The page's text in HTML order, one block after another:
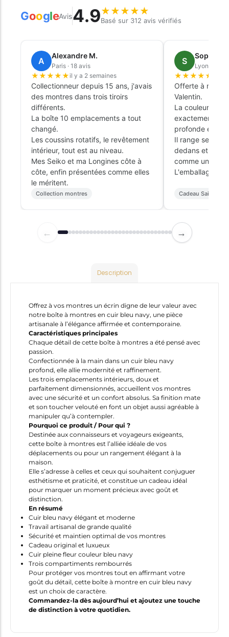
GoogleAvis4.9★★★★★
Basé sur 312 avis vérifiés
A
Alexandre M.
Paris · 18 avis
★★★★★ il y a 2 semaines
Collectionneur depuis 15 ans, j'avais
des montres dans trois tiroirs
différents.
La boîte 10 emplacements a tout
changé.
Les coussins rotatifs, le revêtement
intérieur, tout est au niveau.
Mes Seiko et ma Longines côte à
côte, enfin présentées comme elles
le méritent.
Collection montres
S
Sophie L.
Lyon · 9
★★★★★
Offerte à mon
Valentin.
La couleur
exactement
profonde et
Il range ses
dedans et ça
comme un
L'emballage
Cadeau Saint-
← →
Description
Offrez à vos montres un écrin digne de leur valeur avec
notre boîte à montres en cuir bleu navy, une pièce
artisanale à l’élégance affirmée et contemporaine.
Caractéristiques principales
Chaque détail de cette boîte à montres a été pensé avec
passion.
Confectionnée à la main dans un cuir bleu navy
profond, elle allie modernité et raffinement.
Les trois emplacements intérieurs, doux et
parfaitement dimensionnés, accueillent vos montres
avec une sécurité et un confort absolus. Sa finition mate
et son toucher velouté en font un objet aussi agréable à
manipuler qu’à contempler.
Pourquoi ce produit / Pour qui ?
Destinée aux connaisseurs et voyageurs exigeants,
cette boîte à montres est l’alliée idéale de vos
déplacements ou pour un rangement élégant à la
maison.
Elle s’adresse à celles et ceux qui souhaitent conjuguer
esthétisme et praticité, et constitue un cadeau idéal
pour marquer un moment précieux avec goût et
distinction.
En résumé
Cuir bleu navy élégant et moderne
Travail artisanal de grande qualité
Sécurité et maintien optimal de vos montres
Cadeau original et luxueux
Cuir pleine fleur couleur bleu navy
Trois compartiments rembourrés
Pour protéger vos montres tout en affirmant votre
goût du détail, cette boîte à montre en cuir bleu navy
est un choix de caractère.
Commandez-la dès aujourd’hui et ajoutez une touche
de distinction à votre quotidien.